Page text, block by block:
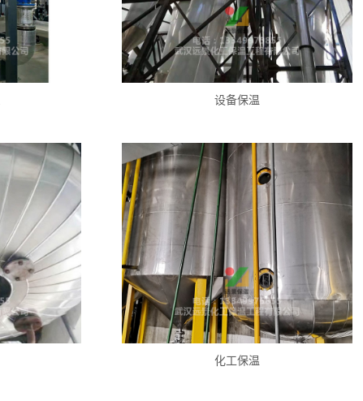
设备保温
化工保温